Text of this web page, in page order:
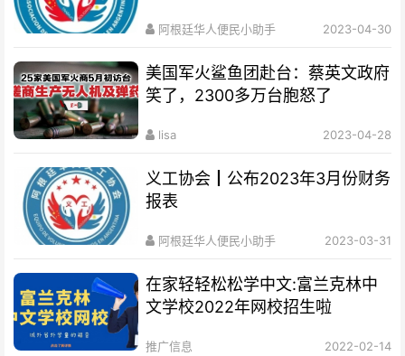
阿根廷华人便民小助手 2023-04-30
美国军火鲨鱼团赴台：蔡英文政府
笑了，2300多万台胞怒了
lisa 2023-04-28
义工协会┃公布2023年3月份财务
报表
阿根廷华人便民小助手 2023-03-31
在家轻轻松松学中文:富兰克林中
文学校2022年网校招生啦
推广信息 2022-02-14